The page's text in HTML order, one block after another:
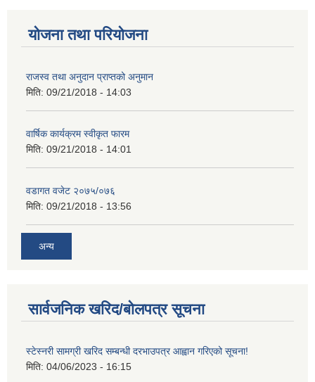
योजना तथा परियोजना
राजस्व तथा अनुदान प्राप्तको अनुमान
मिति: 09/21/2018 - 14:03
वार्षिक कार्यक्रम स्वीकृत फारम
मिति: 09/21/2018 - 14:01
वडागत वजेट २०७५/०७६
मिति: 09/21/2018 - 13:56
अन्य
सार्वजनिक खरिद/बोलपत्र सूचना
स्टेस्नरी सामग्री खरिद सम्बन्धी दरभाउपत्र आह्वान गरिएको सूचना!
मिति: 04/06/2023 - 16:15